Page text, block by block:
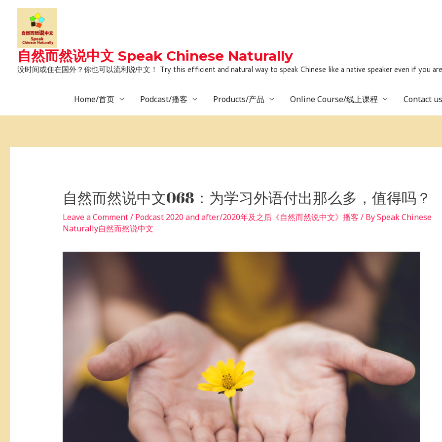
自然而然说中文 Speak Chinese Naturally
没时间或住在国外？你也可以流利说中文！ Try this efficient and natural way to speak Chinese like a native speaker even if you
Home/首页 Podcast/播客 Products/产品 Online Course/线上课程 Contact
自然而然说中文068：为学习外语付出那么多，值得吗？
Leave a Comment/ Podcast 2020 and after/2020年及之后《自然而然说中文》播客 / BySpeak Chinese
Naturally自然而然说中文